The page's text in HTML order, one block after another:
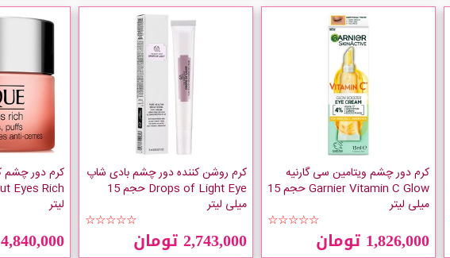
کرم دور چشم ویتامین سی گارنیه
Garnier Vitamin C Glow حجم 15
میلی لیتر
☆☆☆☆☆
1,826,000 تومان
کرم روشن کننده دور چشم بادی شاپ
Drops of Light Eye حجم 15
میلی لیتر
☆☆☆☆☆
2,743,000 تومان
لیتر
4,840,000 تومان